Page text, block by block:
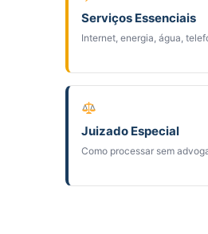
Serviços Essenciais
Internet, energia, água,
Juizado Especial
Como processar sem